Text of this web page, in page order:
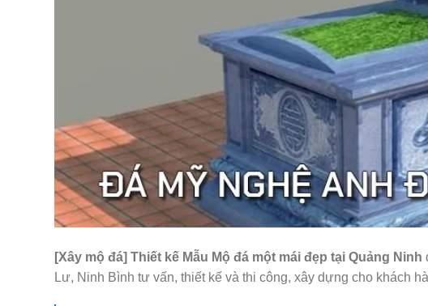
[Xây mộ đá] Thiết kế Mẫu Mộ đá một mái đẹp tại Quảng Ninh
Lư, Ninh Bình tư vấn, thiết kế và thi công, xây dựng cho khách